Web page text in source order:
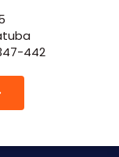
442